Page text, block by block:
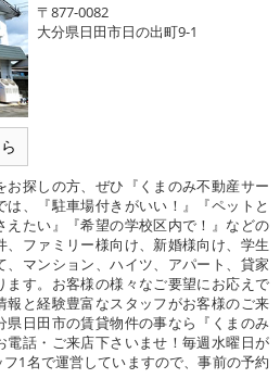
〒877-0082
大分県日田市日の出町9-1
お探しの方、ぜひ『くまのみ不動産サー
、『駐車場付きがいい！』『ペットと
たい』『希望の学校区内で！』などの
、ファミリー様向け、新婚様向け、学生
マンション、ハイツ、アパート、貸家
す。お客様の様々なご要望にお応えで
報と経験豊富なスタッフがお客様のご来
県日田市の賃貸物件の事なら『くまのみ
話・ご来店下さいませ！毎週水曜日が
1名で運営していますので、事前の予約